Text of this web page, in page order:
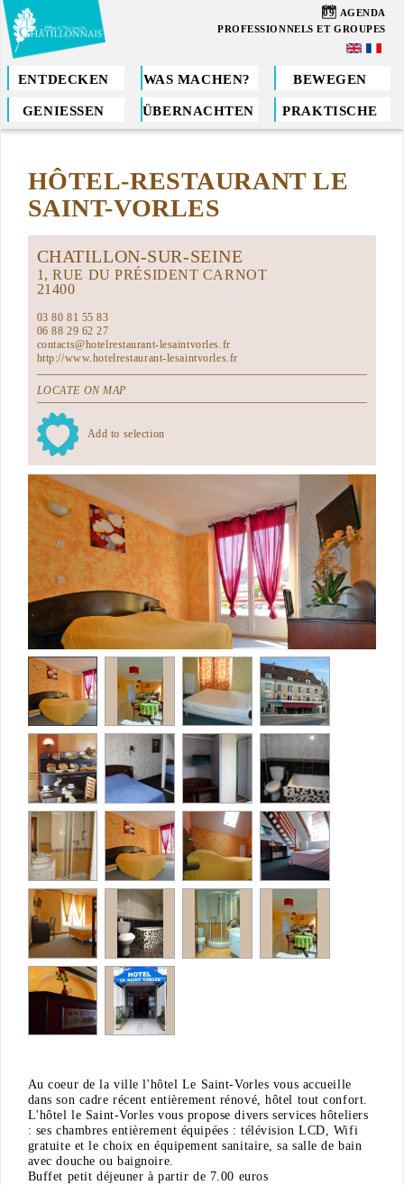
Direkt
zum
Inhalt
09 AGENDA
PROFESSIONNELS ET GROUPES
ENTDECKEN WAS MACHEN? BEWEGEN
GENIESSEN ÜBERNACHTEN PRAKTISCHE
Sie
hierHÔTEL-RESTAURANT LE
SAINT-VORLES
CHATILLON-SUR-SEINE
1, RUE DU PRÉSIDENT CARNOT
21400
03 80 81 55 83
06 88 29 62 27
contacts@hotelrestaurant-lesaintvorles.fr
http://www.hotelrestaurant-lesaintvorles.fr
LOCATE ON MAP
Add to selection
Au coeur de la ville l'hôtel Le Saint-Vorles vous accueille
dans son cadre récent entièrement rénové, hôtel tout confort.
L'hôtel le Saint-Vorles vous propose divers services hôteliers
: ses chambres entièrement équipées : télévision LCD, Wifi
gratuite et le choix en équipement sanitaire, sa salle de bain
avec douche ou baignoire.
Buffet petit déjeuner à partir de 7.00 euros